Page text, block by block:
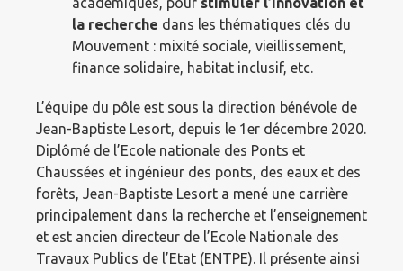
la recherche dans les thématiques clés du
Mouvement : mixité sociale, vieillissement,
finance solidaire, habitat inclusif, etc.
L’équipe du pôle est sous la direction bénévole de
Jean-Baptiste Lesort, depuis le 1er décembre 2020.
Diplômé de l’Ecole nationale des Ponts et
Chaussées et ingénieur des ponts, des eaux et des
forêts, Jean-Baptiste Lesort a mené une carrière
principalement dans la recherche et l’enseignement
et est ancien directeur de l’Ecole Nationale des
Travaux Publics de l’Etat (ENTPE). Il présente ainsi